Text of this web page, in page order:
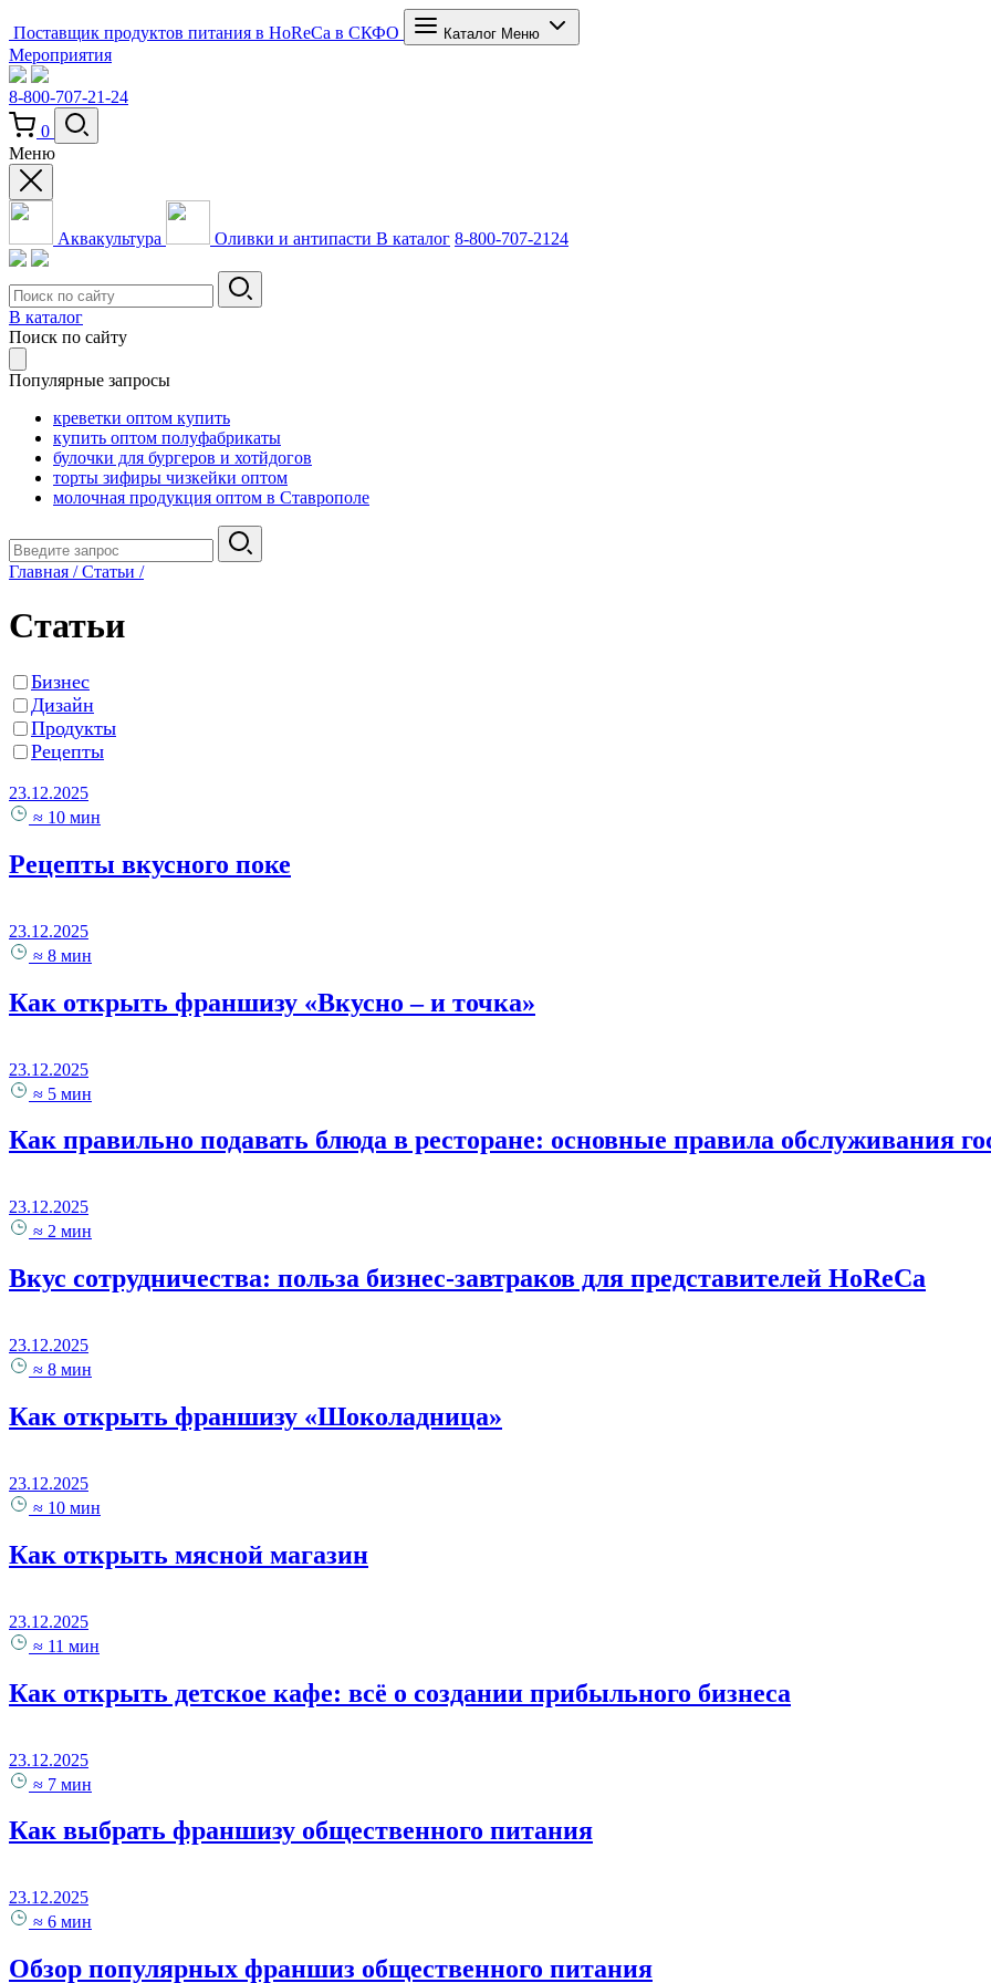
Поставщик продуктов питания в HoReCa в СКФО Каталог Меню
Мероприятия
8-800-707-21-24
0
Меню
Аквакультура Оливки и антипасти В каталог 8-800-707-2124
В каталог
Поиск по сайту
Популярные запросы
креветки оптом купить
купить оптом полуфабрикаты
булочки для бургеров и хотйдогов
торты зифиры чизкейки оптом
молочная продукция оптом в Ставрополе
Главная /Статьи /
Статьи
Бизнес
Дизайн
Продукты
Рецепты
23.12.2025
≈ 10 мин
Рецепты вкусного поке
23.12.2025
≈ 8 мин
Как открыть франшизу «Вкусно – и точка»
23.12.2025
≈ 5 мин
Как правильно подавать блюда в ресторане: основные правила обслуживания
23.12.2025
≈ 2 мин
Вкус сотрудничества: польза бизнес-завтраков для представителей HoReCa
23.12.2025
≈ 8 мин
Как открыть франшизу «Шоколадница»
23.12.2025
≈ 10 мин
Как открыть мясной магазин
23.12.2025
≈ 11 мин
Как открыть детское кафе: всё о создании прибыльного бизнеса
23.12.2025
≈ 7 мин
Как выбрать франшизу общественного питания
23.12.2025
≈ 6 мин
Обзор популярных франшиз общественного питания